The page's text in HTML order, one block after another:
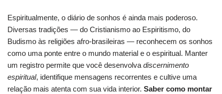
Espiritualmente, o diário de sonhos é ainda mais poderoso.
Diversas tradições — do Cristianismo ao Espiritismo, do
Budismo às religiões afro-brasileiras — reconhecem os sonhos
como uma ponte entre o mundo material e o espiritual. Manter
um registro permite que você desenvolva discernimento
espiritual, identifique mensagens recorrentes e cultive uma
relação mais atenta com sua vida interior. Saber como montar